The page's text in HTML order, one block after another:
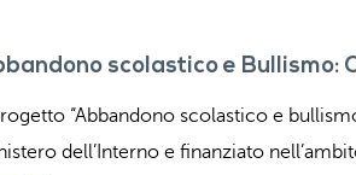
scolastico e Bullismo:
“Abbandono scolastico e
dell’Interno e finanziato